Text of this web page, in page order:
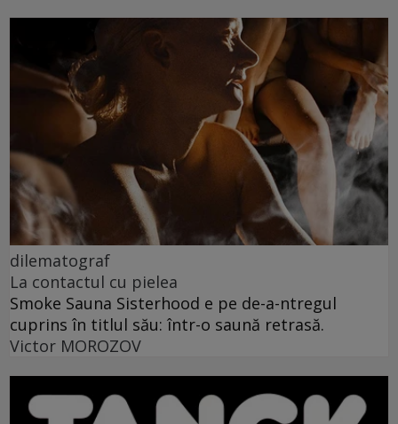
dilematograf
La contactul cu pielea
Smoke Sauna Sisterhood e pe de-a-ntregul
cuprins în titlul său: într-o saună retrasă.
Victor MOROZOV